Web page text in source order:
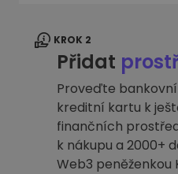
KROK 2
Přidat
Proveďte
kreditní kartu k
finančních
k nákupu a 2000+
Web3 peněženkou